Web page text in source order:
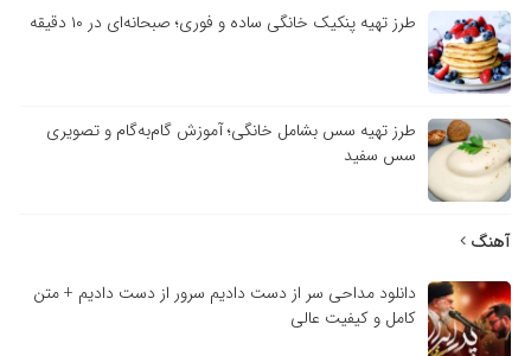
طرز تهیه پنکیک خانگی ساده و فوری؛ صبحانه‌ای در ۱۰ دقیقه
طرز تهیه سس بشامل خانگی؛ آموزش گام‌به‌گام و تصویری
سس سفید
آهنگ
دانلود مداحی سر از دست دادیم سرور از دست دادیم + متن
کامل و کیفیت عالی